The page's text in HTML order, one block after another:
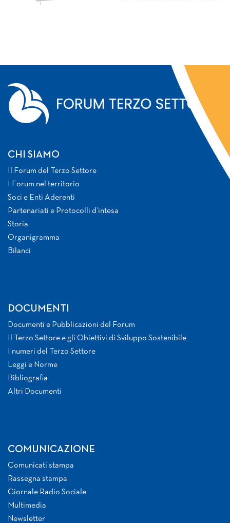
CHI SIAMO
Il Forum del Terzo Settore
I Forum nel territorio
Soci e Enti Aderenti
Partenariati e Protocolli d’intesa
Storia
Organigramma
Bilanci
DOCUMENTI
Documenti e Pubblicazioni del Forum
Il Terzo Settore e gli Obiettivi di Sviluppo Sostenibile
I numeri del Terzo Settore
Leggi e Norme
Bibliografia
Altri Documenti
COMUNICAZIONE
Comunicati stampa
Rassegna stampa
Giornale Radio Sociale
Multimedia
Newsletter